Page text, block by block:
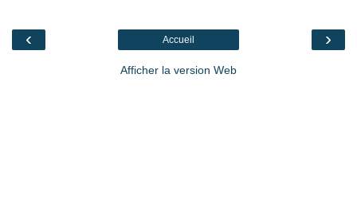
‹ ›
Accueil
Afficher la version Web